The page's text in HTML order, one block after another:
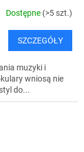
Dostępne (>5 szt.)
SZCZEGÓŁY
muzyki i
wniosą nie
do...